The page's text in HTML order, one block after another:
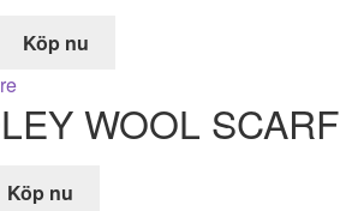
Köp nu
WOOL SCARF
Köp nu